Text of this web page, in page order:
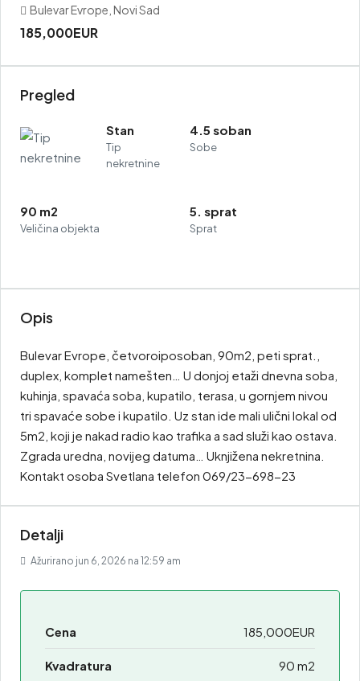
Bulevar Evrope, Novi Sad
185,000EUR
Pregled
Stan
Tip
nekretnine
4.5 soban
Sobe
90 m2
Veličina objekta
5. sprat
Sprat
Opis
Bulevar Evrope, četvoroiposoban, 90m2, peti sprat.,
duplex, komplet namešten… U donjoj etaži dnevna soba,
kuhinja, spavaća soba, kupatilo, terasa, u gornjem nivou
tri spavaće sobe i kupatilo. Uz stan ide mali ulični lokal od
5m2, koji je nakad radio kao trafika a sad služi kao ostava.
Zgrada uredna, novijeg datuma… Uknjižena nekretnina.
Kontakt osoba Svetlana telefon 069/23-698-23
Detalji
Ažurirano jun 6, 2026 na 12:59 am
Cena 185,000EUR
Kvadratura 90 m2